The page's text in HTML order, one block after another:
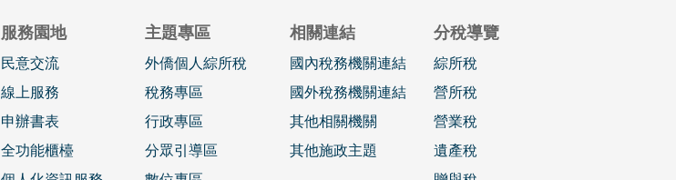
服務園地
民意交流
線上服務
申辦書表
全功能櫃檯
主題專區
外僑個人綜所稅
稅務專區
行政專區
分眾引導區
相關連結
國內稅務機關連結
國外稅務機關連結
其他相關機關
其他施政主題
分稅導覽
綜所稅
營所稅
營業稅
遺產稅